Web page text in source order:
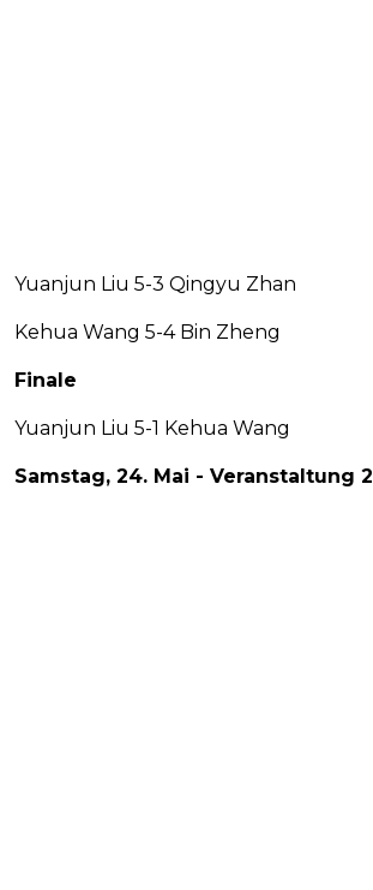
Yuanjun Liu 5-3 Qingyu Zhan
Kehua Wang 5-4 Bin Zheng
Finale
Yuanjun Liu 5-1 Kehua Wang
Samstag, 24. Mai - Veranstaltung 2